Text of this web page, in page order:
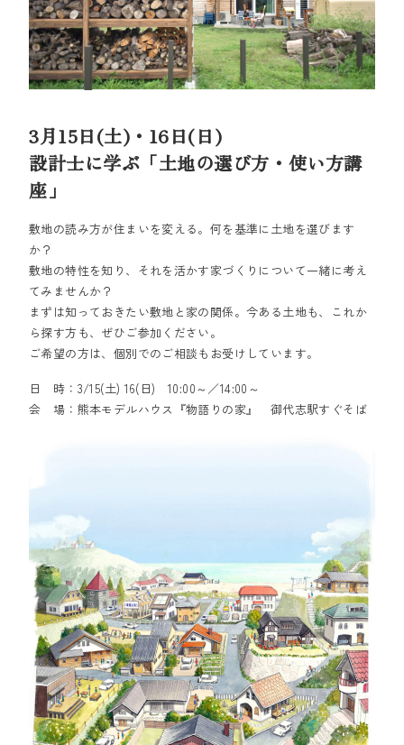
3月15日(土)・16日(日)
設計士に学ぶ「土地の選び方・使い方講
座」
敷地の読み方が住まいを変える。何を基準に土地を選びます
か？
敷地の特性を知り、それを活かす家づくりについて一緒に考え
てみませんか？
まずは知っておきたい敷地と家の関係。今ある土地も、これか
ら探す方も、ぜひご参加ください。
ご希望の方は、個別でのご相談もお受けしています。
日 時：3/15(土) 16(日) 10:00～／14:00～
会 場：熊本モデルハウス『物語りの家』 御代志駅すぐそば